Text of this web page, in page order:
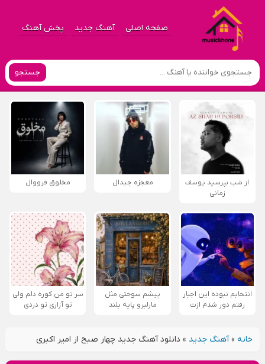
صفحه اصلی آهنگ جدید پخش آهنگ
جستجو
از شب بپرسید یوسف
زمانی
معجزه جیدال مخلوق فرووال
انتخابم نبوده این اجبار
رفتم دور شدم ازت
پیشم سوختی مثل
مارلبرو پایه بلند
سر تو من کوره دلم ولی
تو آزاری تو دردی
خانه»آهنگ جدید » دانلود آهنگ جدید چهار صبح از امیر اکبری